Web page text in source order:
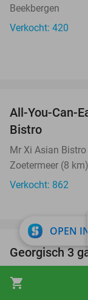
shopping_cart
Beekbergen
Verkocht: 420
All-You-Can-
Bistro
Mr Xi Asian Bistro
Zoetermeer (8 km)
Verkocht: 862
Georgisch 3
Delft
OPEN